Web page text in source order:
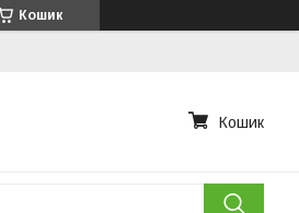
Кошик
Кошик